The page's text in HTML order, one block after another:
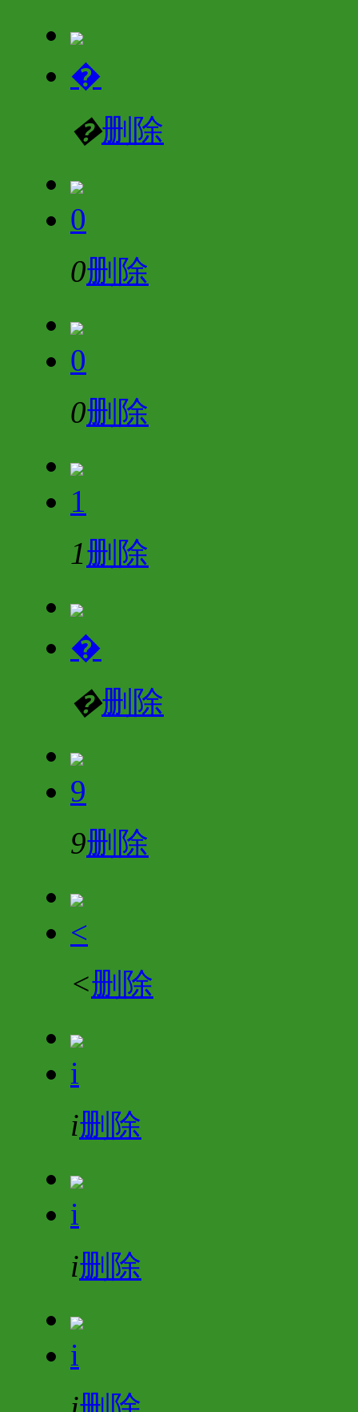
�
�删除
0
0删除
0
0删除
1
1删除
�
�删除
9
9删除
<
<删除
i
i删除
i
i删除
i